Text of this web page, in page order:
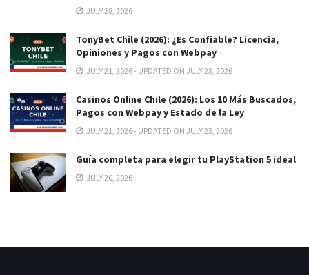
JULY 28, 2026
TonyBet Chile (2026): ¿Es Confiable? Licencia,
Opiniones y Pagos con Webpay
JULY 21, 2026 - UPDATED ON JULY 23, 2026
Casinos Online Chile (2026): Los 10 Más Buscados,
Pagos con Webpay y Estado de la Ley
JULY 21, 2026 - UPDATED ON JULY 23, 2026
Guía completa para elegir tu PlayStation 5 ideal
JULY 20, 2026